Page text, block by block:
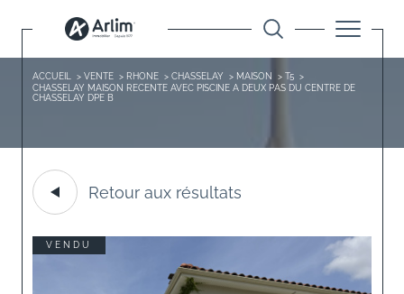
ACCUEIL VENTE RHONE CHASSELAY MAISON
T5
CHASSELAY MAISON RECENTE AVEC PISCINE A DEUX PAS DU CENTRE DE
CHASSELAY DPE B
Retour aux résultats
VENDU